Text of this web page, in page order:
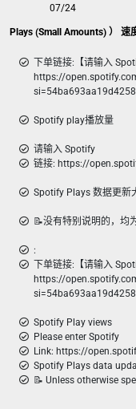
Plays (Small Amounts) ） 速
07/24
下单链接:【请输入
https://
si=54ba693aa19d4258
Spotify play播放量
请输入 Spotify
链接: https://
Spotify Plays 数据更新
📝没有特别说明的，均
:
下单链接:【请输入
https://
si=54ba693aa19d4258
Spotify Play views
Please enter Spotify
Link: https://
Spotify Plays data
📝 Unless otherwise